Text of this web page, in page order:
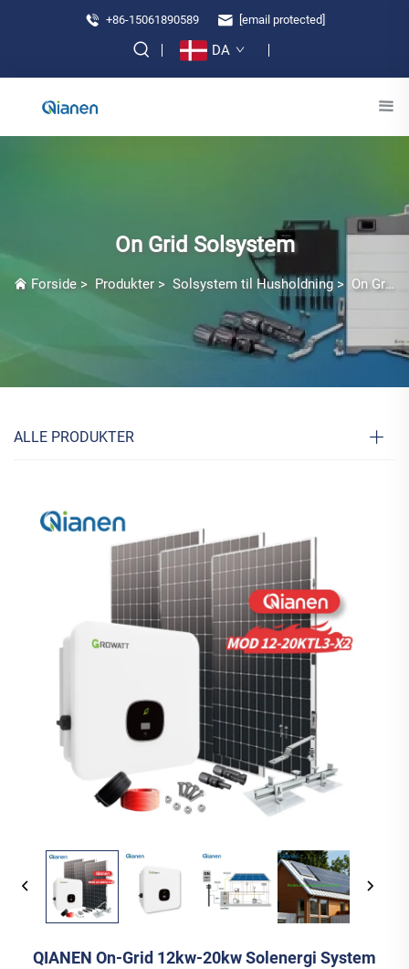
+86-15061890589 [email protected]
DA
On Grid Solsystem
Forside > Produkter > Solsystem til Husholdning > On Grid Solsystem
ALLE PRODUKTER
QIANEN On-Grid 12kw-20kw Solenergi System